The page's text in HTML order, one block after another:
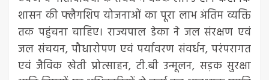
शासन की फ्लैगशिप योजनाओं का पूरा लाभ अंतिम व्यक्ति
तक पहुंचना चाहिए। राज्यपाल डेका ने जल संरक्षण एवं
जल संचयन, पौधारोपण एवं पर्यावरण संवर्धन, परंपरागत
एवं जैविक खेती प्रोत्साहन, टी.बी उन्मूलन, सड़क सुरक्षा